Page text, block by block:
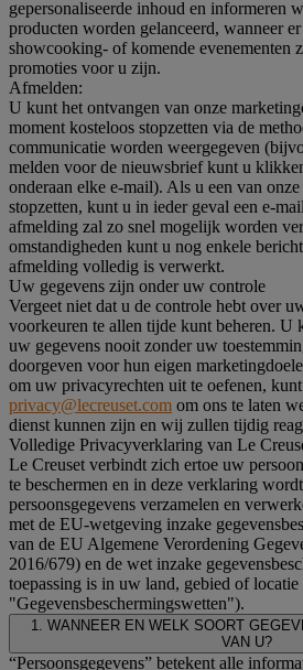
gepersonaliseerde inhoud en informeren
producten worden gelanceerd, wanneer
showcooking- of komende evenementen
promoties voor u zijn.
Afmelden:
U kunt het ontvangen van onze
moment kosteloos stopzetten via de
communicatie worden weergegeven
melden voor de nieuwsbrief kunt u
onderaan elke e-mail). Als u een van
stopzetten, kunt u in ieder geval een e-
afmelding zal zo snel mogelijk worden
omstandigheden kunt u nog enkele
afmelding volledig is verwerkt.
Uw gegevens zijn onder uw controle
Vergeet niet dat u de controle hebt over
voorkeuren te allen tijde kunt beheren. U
uw gegevens nooit zonder uw
doorgeven voor hun eigen
om uw privacyrechten uit te oefenen,
privacy@lecreuset.com om ons te laten
dienst kunnen zijn en wij zullen tijdig
Volledige Privacyverklaring van Le
Le Creuset verbindt zich ertoe uw
te beschermen en in deze verklaring
persoonsgegevens verzamelen en
met de EU-wetgeving inzake
van de EU Algemene Verordening
2016/679) en de wet inzake
toepassing is in uw land, gebied of locatie
"Gegevensbeschermingswetten").
1. WANNEER EN WELK SOORT
VAN U?
“Persoonsgegevens” betekent alle